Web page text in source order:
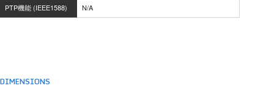
PTP機能 (IEEE1588)
N/A
DIMENSIONS